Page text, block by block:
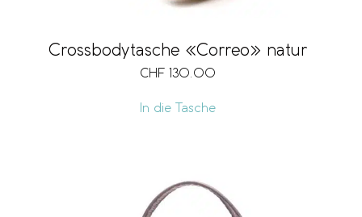
Crossbodytasche «Correo» natur
CHF 130.00
In die Tasche